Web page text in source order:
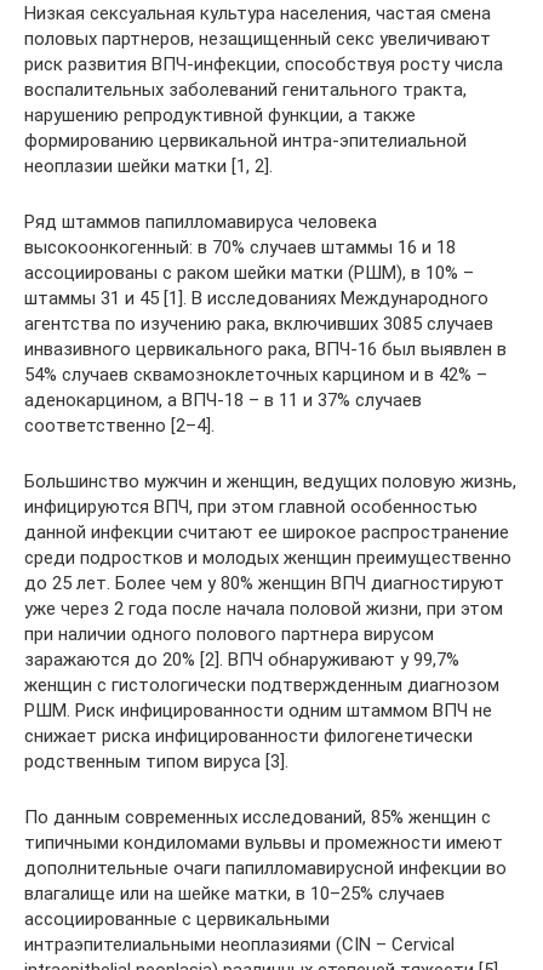
Низкая сексуальная культура населения, частая смена
половых партнеров, незащищенный секс увеличивают
риск развития ВПЧ-инфекции, способствуя росту числа
воспалительных заболеваний генитального тракта,
нарушению репродуктивной функции, а также
формированию цервикальной интра-эпителиальной
неоплазии шейки матки [1, 2].
Ряд штаммов папилломавируса человека
высокоонкогенный: в 70% случаев штаммы 16 и 18
ассоциированы с раком шейки матки (РШМ), в 10% –
штаммы 31 и 45 [1]. В исследованиях Международного
агентства по изучению рака, включивших 3085 случаев
инвазивного цервикального рака, ВПЧ-16 был выявлен в
54% случаев сквамозноклеточных карцином и в 42% –
аденокарцином, а ВПЧ-18 – в 11 и 37% случаев
соответственно [2–4].
Большинство мужчин и женщин, ведущих половую жизнь,
инфицируются ВПЧ, при этом главной особенностью
данной инфекции считают ее широкое распространение
среди подростков и молодых женщин преимущественно
до 25 лет. Более чем у 80% женщин ВПЧ диагностируют
уже через 2 года после начала половой жизни, при этом
при наличии одного полового партнера вирусом
заражаются до 20% [2]. ВПЧ обнаруживают у 99,7%
женщин с гистологически подтвержденным диагнозом
РШМ. Риск инфицированности одним штаммом ВПЧ не
снижает риска инфицированности филогенетически
родственным типом вируса [3].
По данным современных исследований, 85% женщин с
типичными кондиломами вульвы и промежности имеют
дополнительные очаги папилломавирусной инфекции во
влагалище или на шейке матки, в 10–25% случаев
ассоциированные с цервикальными
интраэпителиальными неоплазиями (CIN – Cervical